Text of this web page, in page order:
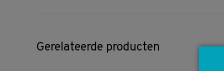
Gerelateerde producten